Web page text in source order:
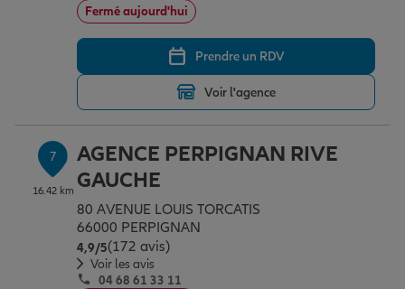
Fermé aujourd'hui
Prendre un RDV
Voir l'agence
7
16.42 km
AGENCE PERPIGNAN RIVE
GAUCHE
80 AVENUE LOUIS TORCATIS
66000 PERPIGNAN
4,9/5Note de 4.9 sur 5
(172 avis)
Voir les avis
04 68 61 33 11